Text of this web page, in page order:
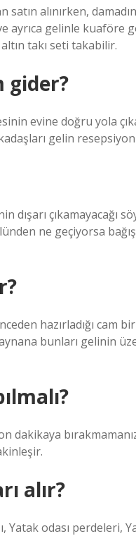
alınırken, damadın
ayrıca gelinle kuaföre
takı seti takabilir.
gider?
evine doğru yola
gelin
dışarı çıkamayacağı
ne geçiyorsa
hazırladığı cam
bunları gelinin
dakikaya
alır?
Yatak odası perdeleri,